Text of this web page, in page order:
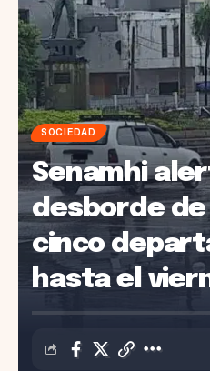
SOCIEDAD
Senamhi
desborde
cinco
hasta el